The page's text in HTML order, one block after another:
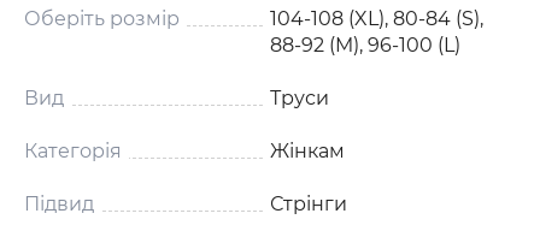
Оберіть розмір
104-108 (XL), 80-84 (S),
88-92 (M), 96-100 (L)
Вид Труси
Категорія Жінкам
Підвид Стрінги